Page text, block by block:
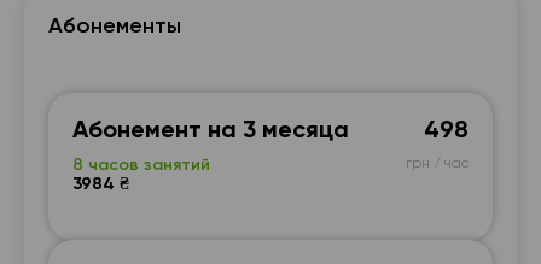
Абонементы
Абонемент на 3 месяца
8 часов занятий
3984 ₴
498
грн / час